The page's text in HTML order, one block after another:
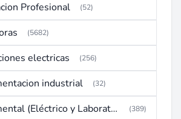
Profesional (52)
(5682)
electricas (256)
industrial (32)
Instrumental (Eléctrico y Laboratorio) (389)